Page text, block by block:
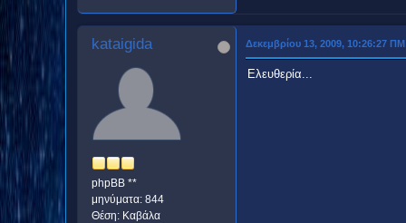
kataigida
phpBB **
μηνύματα: 844
Θέση: Kαβάλα
Δεκεμβρίου 13, 2009, 10:26:27 ΠΜ
Ελευθερία...